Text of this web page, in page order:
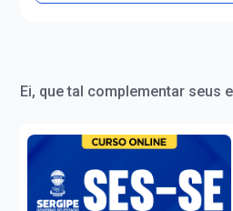
Ei, que tal complementar seus